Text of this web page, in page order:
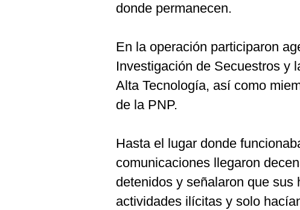
donde permanecen.
En la operación participaron
Investigación de Secuestros y
Alta Tecnología, así como
de la PNP.
Hasta el lugar donde
comunicaciones llegaron
detenidos y señalaron que sus
actividades ilícitas y solo